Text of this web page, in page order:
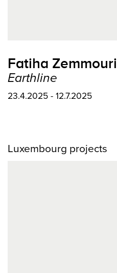
Fatiha Zemmouri
Earthline
23.4.2025 - 12.7.2025
Luxembourg projects